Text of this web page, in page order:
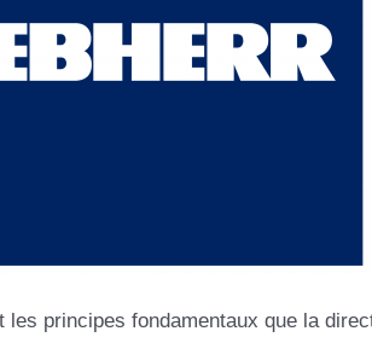
principes fondamentaux que la